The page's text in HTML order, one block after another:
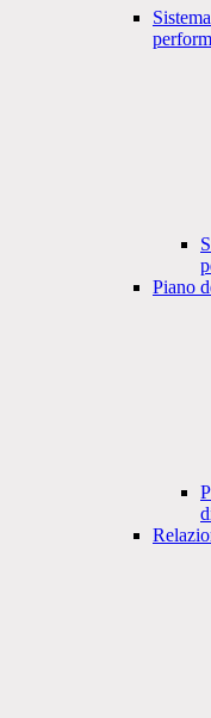
Piano